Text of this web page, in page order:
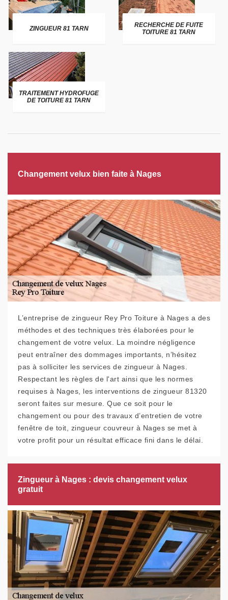
ZINGUEUR 81 TARN
RECHERCHE DE FUITE
TOITURE 81 TARN
TRAITEMENT HYDROFUGE
DE TOITURE 81 TARN
Changement velux bien faite à Nages
L’entreprise de zingueur Rey Pro Toiture à Nages a des
méthodes et des techniques très élaborées pour le
changement de votre velux. La moindre négligence
peut entraîner des dommages importants, n’hésitez
pas à solliciter les services de zingueur à Nages.
Respectant les règles de l'art ainsi que les normes
requises à Nages, les interventions de zingueur 81320
seront faites sur mesure. Que ce soit pour le
changement ou pour des travaux d’entretien de votre
fenêtre de toit, zingueur couvreur à Nages se met à
votre profit pour un résultat efficace fini dans le délai.
Zingueur à Nages : devis changement velux
gratuit